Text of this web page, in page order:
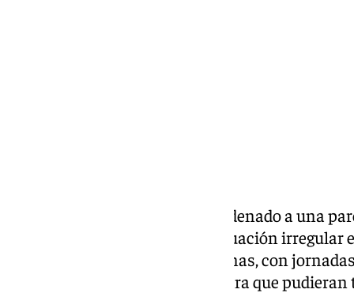
La Audiencia de Málaga ha condenado a una
trabajadores extranjeros en situación irregular
«semiesclavitud» e «infrahumanas, con
facilitarles otras identidades para que